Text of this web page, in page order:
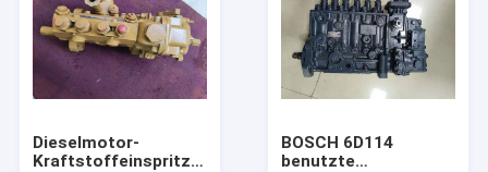
Dieselmotor-
Kraftstoffeinspritzdüse
BOSCH 6D114
benutzte